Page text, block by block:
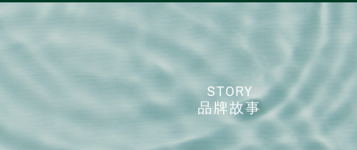
STORY
品牌故事